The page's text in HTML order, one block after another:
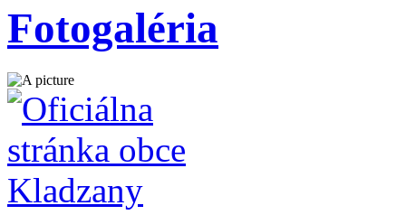
Fotogaléria